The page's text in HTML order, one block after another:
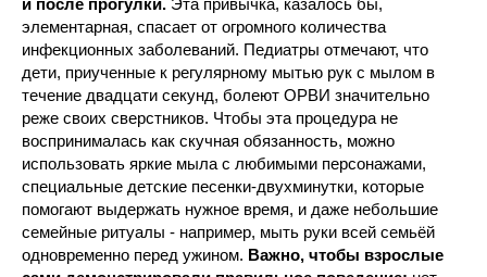
и после прогулки. Эта привычка, казалось бы,
элементарная, спасает от огромного количества
инфекционных заболеваний. Педиатры отмечают, что
дети, приученные к регулярному мытью рук с мылом в
течение двадцати секунд, болеют ОРВИ значительно
реже своих сверстников. Чтобы эта процедура не
воспринималась как скучная обязанность, можно
использовать яркие мыла с любимыми персонажами,
специальные детские песенки-двухминутки, которые
помогают выдержать нужное время, и даже небольшие
семейные ритуалы - например, мыть руки всей семьёй
одновременно перед ужином. Важно, чтобы взрослые